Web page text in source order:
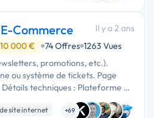
Commerce
Il y a 2 ans
000 € 74 Offres 1263 Vues
promotions, etc.).
ou système de tickets. Page
techniques : Plateforme e-
WooCommerce,
site internet
+69